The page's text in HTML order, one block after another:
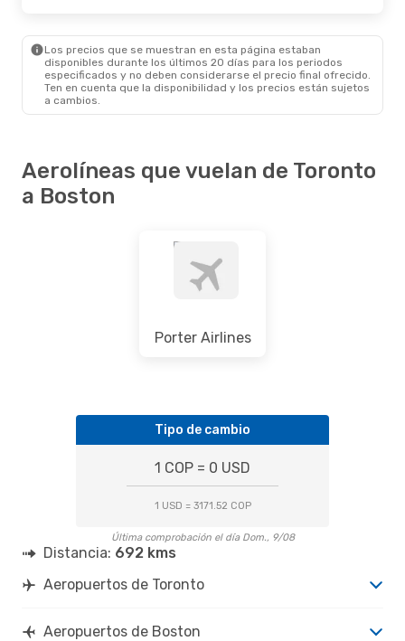
Los precios que se muestran en esta página estaban
disponibles durante los últimos 20 días para los periodos
especificados y no deben considerarse el precio final ofrecido.
Ten en cuenta que la disponibilidad y los precios están sujetos
a cambios.
Aerolíneas que vuelan de Toronto
a Boston
Porter Airlines
Tipo de cambio
1 COP = 0 USD
1 USD = 3171.52 COP
Última comprobación el día Dom., 9/08
Distancia: 692 kms
Aeropuertos de Toronto
Aeropuertos de Boston